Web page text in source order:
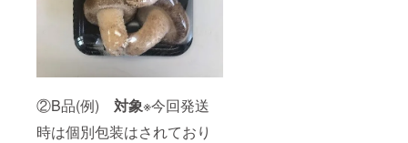
②B品(例) 対象※今回発送
時は個別包装はされており